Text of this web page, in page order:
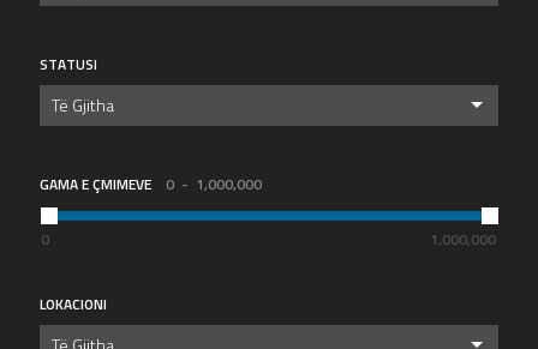
OBJ. AFARISTE/DEPO
PREMIUM
KONTAKT
STATUSI
Të Gjitha
GAMA E ÇMIMEVE 0 1,000,000
0 1,000,000
LOKACIONI